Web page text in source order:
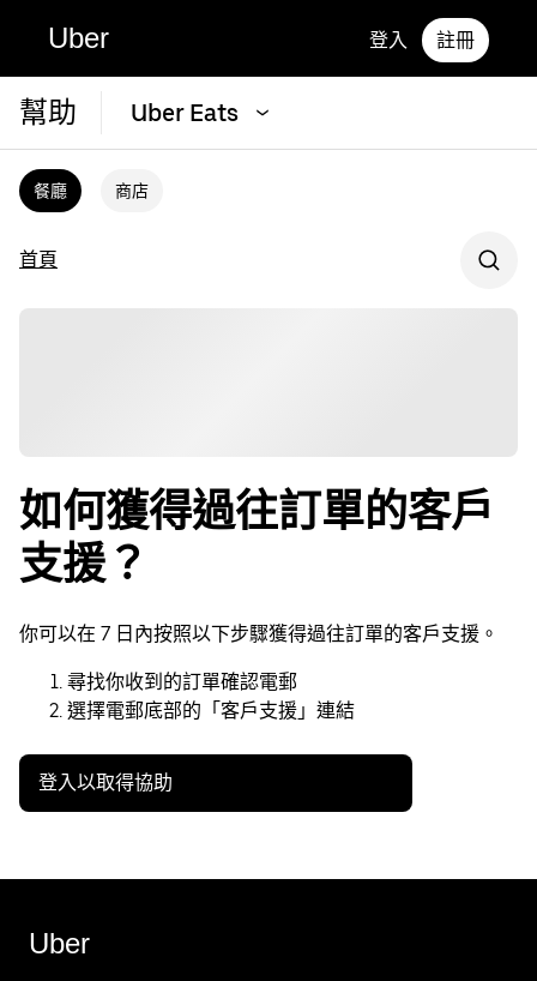
Uber 登入 註冊
幫助 Uber Eats
餐廳 商店
首頁
如何獲得過往訂單的客戶
支援？
你可以在 7 日內按照以下步驟獲得過往訂單的客戶支援。
尋找你收到的訂單確認電郵
選擇電郵底部的「客戶支援」連結
登入以取得協助
Uber